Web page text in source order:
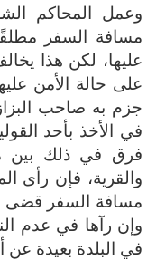
وعمل المحاكم
مسافة السفر
عليها، لكن هذا
على حالة الأمن
جزم به صاحب
في الأخذ بأحد
فرق في ذلك بين
والقرية، فإن رأى
مسافة السفر قضى
وإن رآها في عدم
في البلدة بعيدة عن